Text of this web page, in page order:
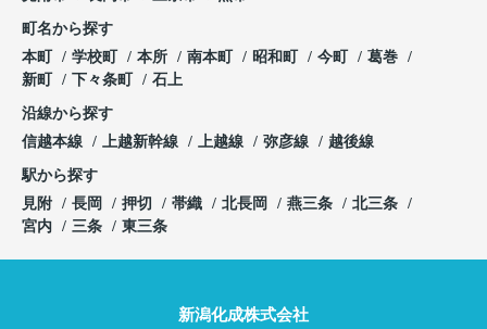
町名から探す
本町
学校町 本所 南本町 昭和町 今町
葛巻
新町
下々条町 石上
沿線から探す
信越本線
上越新幹線 上越線 弥彦線 越後線
駅から探す
見附
長岡 押切 帯織 北長岡 燕三条
北三条
宮内
三条 東三条
新潟化成株式会社